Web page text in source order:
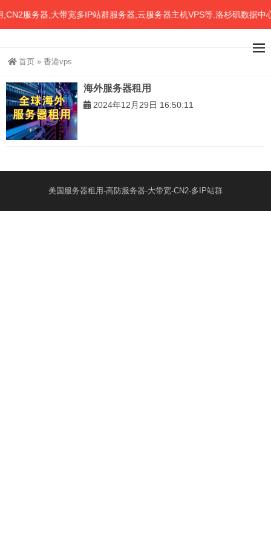
服务器,大带宽多IP站群服务器,云服务器主机VPS等.洛杉矶数据中
首页 » 香港vps
海外服务器租用
2024年12月29日 16:50:11
美国服务器租用-高防服务器-大带宽-CN2-多IP站群